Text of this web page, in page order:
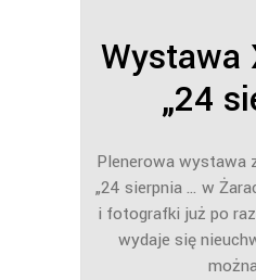
Wystawa
„24
Plenerowa wystawa
„24 sierpnia … w
i fotografki już po
wydaje się